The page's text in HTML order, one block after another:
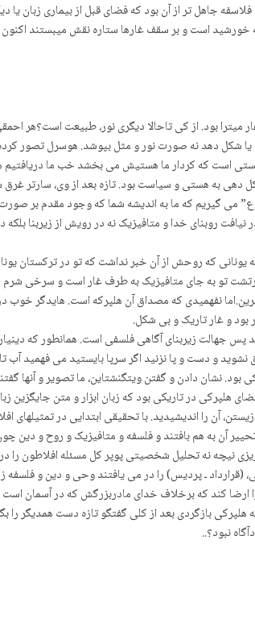
جاهل تر از آن بود که فضای قبل از بیماری زبان یا
است و بر سقف غارها ستاره نقش میبستند
میترا بود. از کی تاحالا دیگری نور، طبیعت است؟هر
یا شکل دهد نه صورت نور و مثل بپوشد. هوسرل تصور
است که کردار ما هستیش می بخشد خب ما
به هستی و سیاست بود. تازه بعد از وی، سارتر غرق
می گیریم که ما به اندیشه شما که وجود مقدم بر
روبنای خدا و متافیزیک نه در رویش از زیربنا
کە روحش از آن خبر نداشت که تو در ترکستان
تو به جای متافیزیک به طرف غار است و سرخی شرم
نفهمیدی که مصداق آن هلپرکه است. هایدگر خوب
و غار تاریک و بی شکل.
پس جهالت زیربنای آگاهی فلسفی است. همانطور که
و دست و پا نزنید اگر سرپا بایستید می فهمید آب تا
نشان دادن و گفتن ویتگنشتاین، ما تصویر و آنها
هلپرکی در تاریکی بود که زبان ابزار و متن
آن را اندیشیدید. با تحقیقی ابتدایی در
آن به هم بافتند و فلسفه و متافیزیک و روح و دین
نه تحلیل شخصیتی پوپر کل مسئله افلاطون را
ـ پردیس) را در می یافتند وحی و دین و
را ارضا کند که برخلاف خدای مادربزرگش که در
بازگردی بعد از کلی گفتگو تازه دست همدیگر
نبود؟..